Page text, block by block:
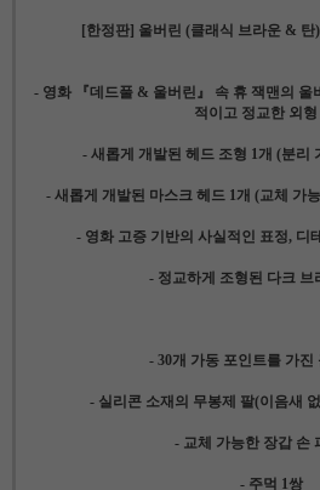
[한정판] 울버린 (클래식 브라운 & 탄
- 영화 『데드풀 & 울버린』 속 휴 잭맨의 울
적이고 정교한 외형
- 새롭게 개발된 헤드 조형 1개 (분리
- 새롭게 개발된 마스크 헤드 1개 (교체 가
- 영화 고증 기반의 사실적인 표정, 디
- 정교하게 조형된 다크 브
- 30개 가동 포인트를 가진
- 실리콘 소재의 무봉제 팔(이음새
- 교체 가능한 장갑 손
- 주먹 1쌍